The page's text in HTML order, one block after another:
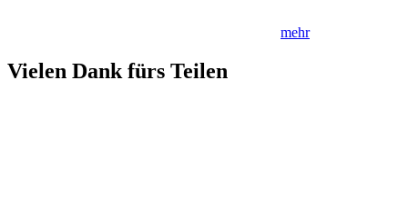
mehr
Vielen Dank fürs Teilen